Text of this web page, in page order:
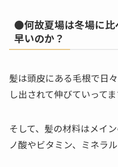
●何故夏場は冬場に比
早いのか？
髪は頭皮にある毛根で日
し出されて伸びていってま
そして、髪の材料はメイ
ノ酸やビタミン、ミネラル